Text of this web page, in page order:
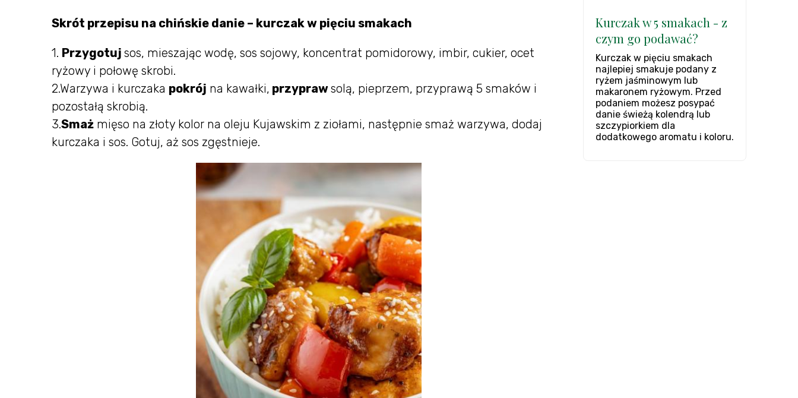
Skrót przepisu na chińskie danie – kurczak w pięciu smakach
1. Przygotuj sos, mieszając wodę, sos sojowy, koncentrat pomidorowy, imbir, cukier, ocet
ryżowy i połowę skrobi.
2.Warzywa i kurczaka pokrój na kawałki, przyprawsolą, pieprzem, przyprawą 5 smaków i
pozostałą skrobią.
3.Smaż mięso na złoty kolor na oleju Kujawskim z ziołami, następnie smaż warzywa, dodaj
kurczaka i sos. Gotuj, aż sos zgęstnieje.
Kurczak w 5 smakach - z
czym go podawać?
Kurczak w pięciu smakach
najlepiej smakuje podany z
ryżem jaśminowym lub
makaronem ryżowym. Przed
podaniem możesz posypać
danie świeżą kolendrą lub
szczypiorkiem dla
dodatkowego aromatu i koloru.